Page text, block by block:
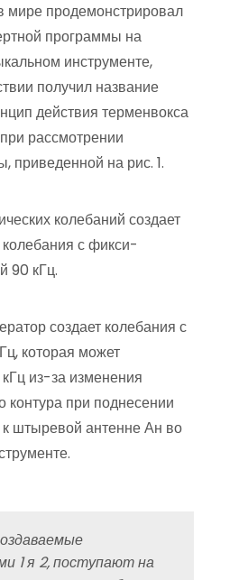
мире продемонстрировал
програм­мы на
инструменте,
получил наз­вание
действия терменвокса
рассмотре­нии
приведенной на рис. 1.
колебаний создает
колебания с фикси­
90 кГц.
создает колебания с
которая может
из-за изменения
контура при поднесении
к штыревой антенне Ан во
1 я 2, поступают на